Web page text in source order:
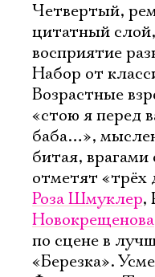
Четвертый,
цитатный
восприятие
Набор от
Возрастные
«стою я перед
баба…»,
битая,
отметят «трёх
Роза Шмуклер,
Новокрещенова
по сцене в
«Березка».